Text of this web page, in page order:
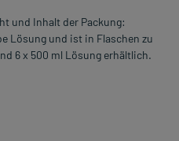
und Inhalt der Packung:
Lösung und ist in Flaschen zu
6 x 500 ml Lösung erhältlich.